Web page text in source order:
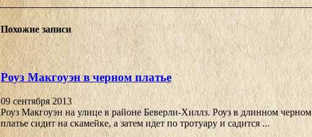
Похожие записи
Роуз Макгоуэн в черном платье
09 сентября 2013
Роуз Макгоуэн на улице в районе Беверли-Хиллз. Роуз в длинном черном
платье сидит на скамейке, а затем идет по тротуару и садится ...